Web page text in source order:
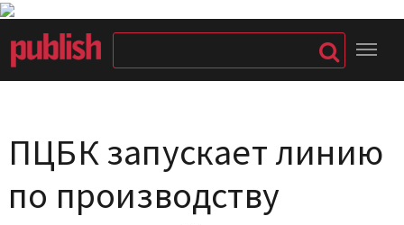
ПЦБК запускает линию
по производству